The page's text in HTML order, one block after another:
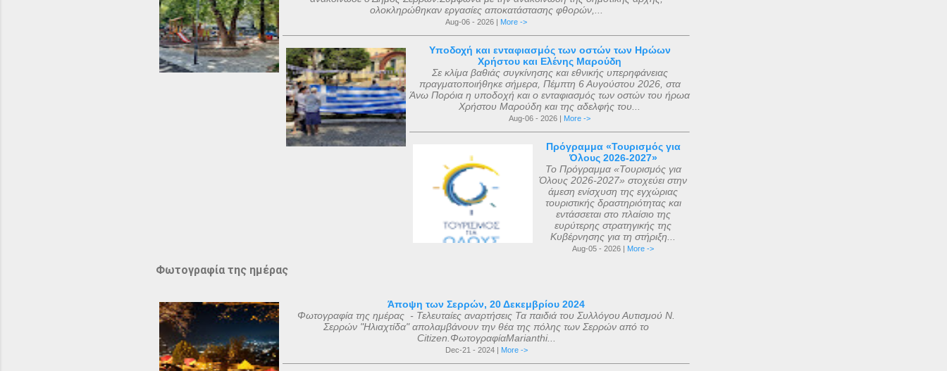
ολοκληρώθηκαν εργασίες αποκατάστασης φθορών,...
Aug-06 - 2026 | More ->
Υποδοχή και ενταφιασμός των οστών των Ηρώων
Χρήστου και Ελένης Μαρούδη
Σε κλίμα βαθιάς συγκίνησης και εθνικής υπερηφάνειας
πραγματοποιήθηκε σήμερα, Πέμπτη 6 Αυγούστου 2026, στα
Άνω Πορόια η υποδοχή και ο ενταφιασμός των οστών του ήρωα
Χρήστου Μαρούδη και της αδελφής του...
Aug-06 - 2026 | More ->
Πρόγραμμα «Τουρισμός για
Όλους 2026-2027»
Το Πρόγραμμα «Τουρισμός για
Όλους 2026-2027» στοχεύει στην
άμεση ενίσχυση της εγχώριας
τουριστικής δραστηριότητας και
εντάσσεται στο πλαίσιο της
ευρύτερης στρατηγικής της
Κυβέρνησης για τη στήριξη...
Aug-05 - 2026 | More ->
Φωτογραφία της ημέρας
Άποψη των Σερρών, 20 Δεκεμβρίου 2024
Φωτογραφία της ημέρας - Τελευταίες αναρτήσεις Τα παιδιά του Συλλόγου Αυτισμού Ν.
Σερρών "Ηλιαχτίδα" απολαμβάνουν την θέα της πόλης των Σερρών από το
Citizen.ΦωτογραφίαMarianthi...
Dec-21 - 2024 | More ->